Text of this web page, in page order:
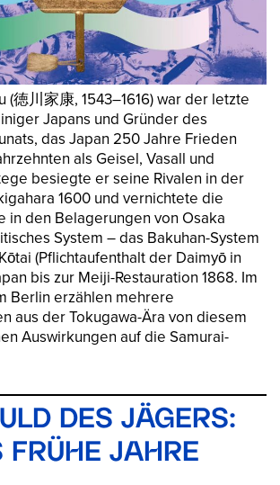
(徳川家康, 1543–1616) war der letzte
Japans und Gründer des
das Japan 250 Jahre Frieden
als Geisel, Vasall und
besiegte er seine Rivalen in der
1600 und vernichtete die
in den Belagerungen von Osaka
System – das Bakuhan-System
(Pflichtaufenthalt der Daimyō in
bis zur Meiji-Restauration 1868. Im
Berlin erzählen mehrere
aus der Tokugawa-Ära von diesem
Auswirkungen auf die Samurai-
DES JÄGERS:
FRÜHE JAHRE